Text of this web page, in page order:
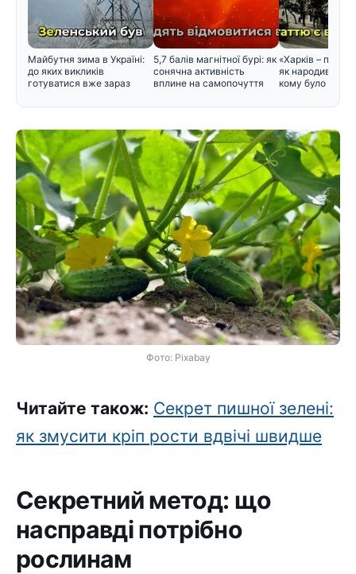
Майбутня зима в Україні:
до яких викликів
готуватися вже зараз
5,7 балів магнітної бурі: як
сонячна активність
вплине на самопочуття
«Харків –
як народився
кому було
Фото: Pixabay
Читайте також: Секрет пишної зелені:
як змусити кріп рости вдвічі швидше
Секретний метод: що
насправді потрібно
рослинам